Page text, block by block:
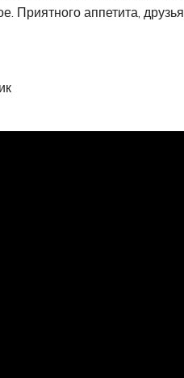
Приятного аппетита, друзья.